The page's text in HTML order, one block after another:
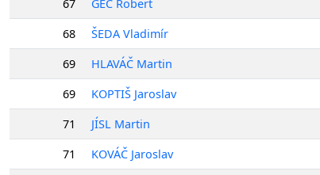
67
GÉC Robert
68
ŠEDA Vladimír
69
HLAVÁČ Martin
69
KOPTIŠ Jaroslav
71
JÍSL Martin
71
KOVÁČ Jaroslav